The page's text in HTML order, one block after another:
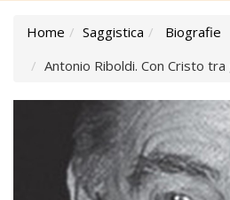
Home Saggistica
Biografie
Antonio Riboldi. Con Cristo tra